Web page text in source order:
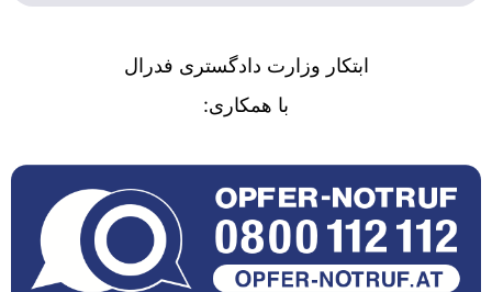
ابتکار وزارت دادگستری فدرال
با همکاری: